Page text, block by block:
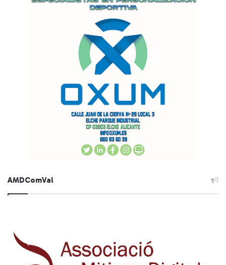
AMDComVal